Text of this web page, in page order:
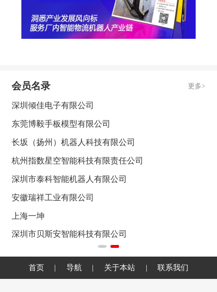
会员名录 更多>
深圳倾佳电子有限公司
东莞博毅手板模型有限公司
长坂（扬州）机器人科技有限公司
杭州指数星空智能科技有限责任公司
深圳市泰科智能机器人有限公司
安徽瑞祥工业有限公司
上海一坤
深圳市贝斯安智能科技有限公司
首页 | 导航 | 关于本站 | 联系我们